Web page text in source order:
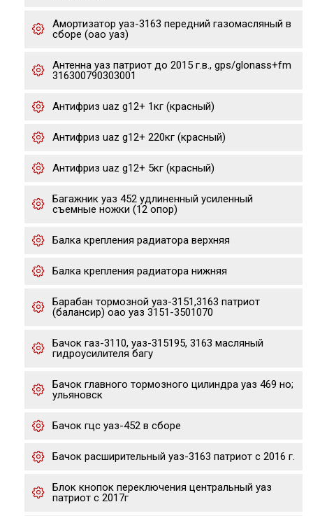
Амортизатор уаз-3163 передний газомасляный в
сборе (оао уаз)
Антенна уаз патриот до 2015 г.в., gps/glonass+fm
316300790303001
Антифриз uaz g12+ 1кг (красный)
Антифриз uaz g12+ 220кг (красный)
Антифриз uaz g12+ 5кг (красный)
Багажник уаз 452 удлиненный усиленный
съемные ножки (12 опор)
Балка крепления радиатора верхняя
Балка крепления радиатора нижняя
Барабан тормозной уаз-3151,3163 патриот
(балансир) оао уаз 3151-3501070
Бачок газ-3110, уаз-315195, 3163 масляный
гидроусилителя багу
Бачок главного тормозного цилиндра уаз 469 но;
ульяновск
Бачок гцс уаз-452 в сборе
Бачок расширительный уаз-3163 патриот с 2016 г.
Блок кнопок переключения центральный уаз
патриот с 2017г